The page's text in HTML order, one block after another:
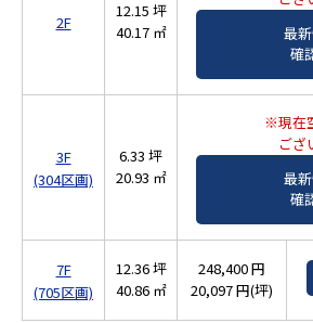
2F
12.15 坪
40.17 ㎡
最
確
3F
(304区画)
6.33 坪
20.93 ㎡
※現在
ござ
最
確
7F
(705区画)
12.36 坪
40.86 ㎡
248,400 円
20,097 円(坪)